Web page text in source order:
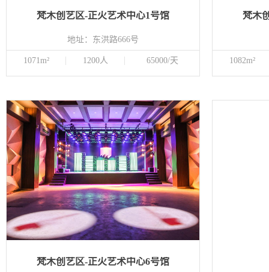
梵木创艺区-正火艺术中心1号馆
地址：东洪路666号
1071m² 1200人 65000/天
梵木
1082m²
梵木创艺区-正火艺术中心6号馆